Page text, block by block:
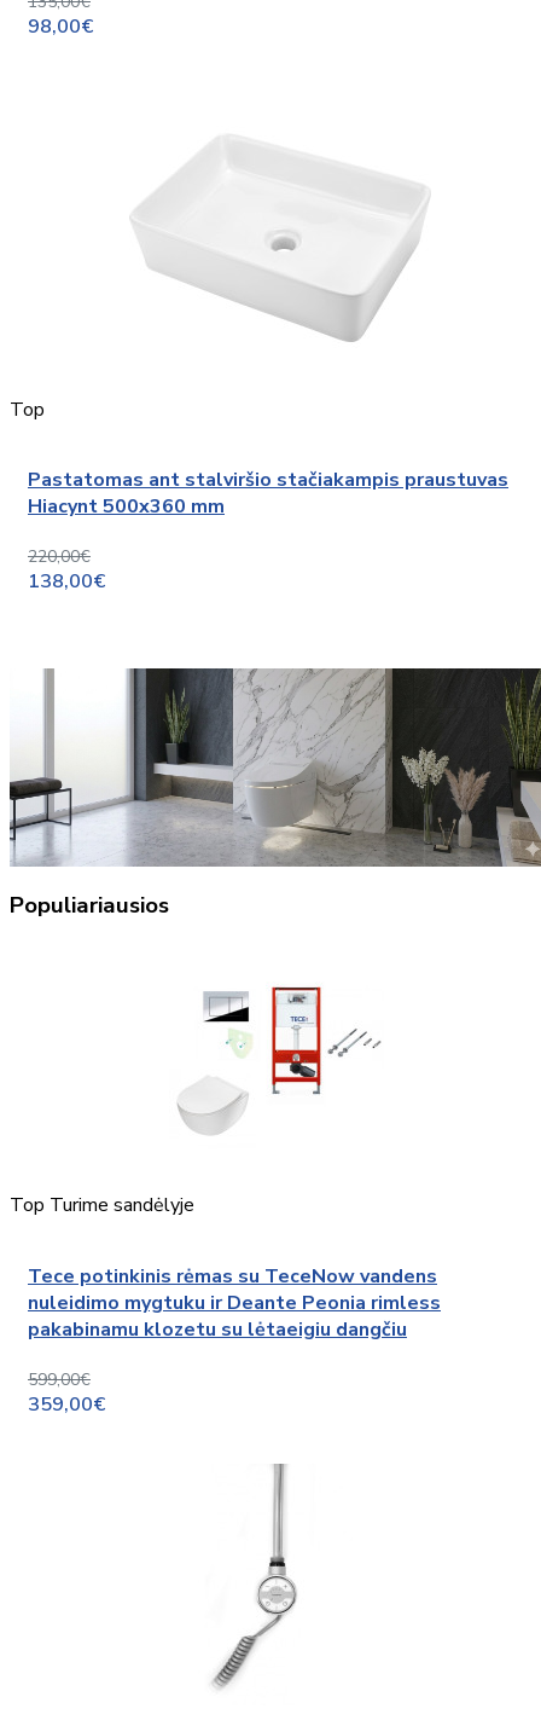
98,00€
Top
Pastatomas ant stalviršio stačiakampis praustuvas
Hiacynt 500x360 mm
220,00€
138,00€
Populiariausios
Top Turime sandėlyje
Tece potinkinis rėmas su TeceNow vandens
nuleidimo mygtuku ir Deante Peonia rimless
pakabinamu klozetu su lėtaeigiu dangčiu
599,00€
359,00€